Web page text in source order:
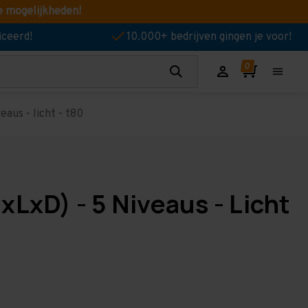
mogelijkheden!
10.000+ bedrijven gingen je voor!
- licht - t80
- 5 Niveaus - Licht